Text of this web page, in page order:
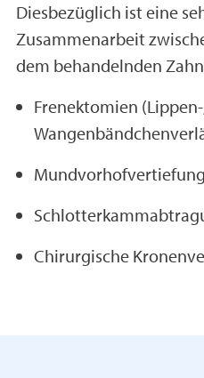
Diesbezüglich ist eine
Zusammenarbeit
dem behandelnden
Frenektomien
Chirurgische